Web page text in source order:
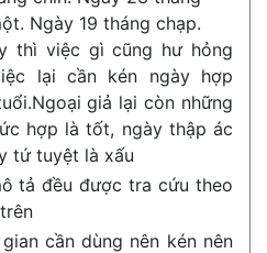
Ngày 19 tháng chạp.
thì việc gì cũng hư hỏng
lại cần kén ngày hợp
giả lại còn những
hợp là tốt, ngày thập ác
tứ tuyệt là xấu
tả đều được tra cứu theo
cần dùng nên kén nên